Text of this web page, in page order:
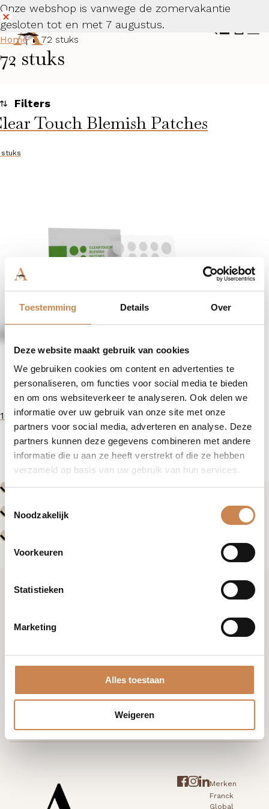
Toestemming Details Over
Deze website maakt gebruik van cookies
We gebruiken cookies om content en advertenties te
personaliseren, om functies voor social media te bieden
en om ons websiteverkeer te analyseren. Ook delen we
informatie over uw gebruik van onze site met onze
partners voor social media, adverteren en analyse. Deze
partners kunnen deze gegevens combineren met andere
informatie die u aan ze heeft verstrekt of die ze hebben
verzameld op basis van uw gebruik van hun services.
Noodzakelijk
Voorkeuren
Statistieken
Marketing
Alles toestaan
Weigeren
Onze webshop is vanwege de zomervakantie
gesloten tot en met 7 augustus.
Dismiss
Home
72 stuks
72 stuks
Huidconditie
Alle huidcondities
Touch Blemish Patches
stuks
Ik wil graag kennismaken
Merken
Franck
Global